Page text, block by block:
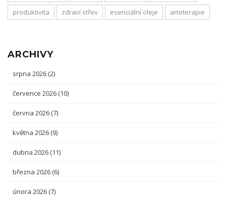
produktivita
zdraví střev esenciální oleje arteterapie
ARCHIVY
srpna 2026 (2)
července 2026 (10)
června 2026 (7)
května 2026 (9)
dubna 2026 (11)
března 2026 (6)
února 2026 (7)